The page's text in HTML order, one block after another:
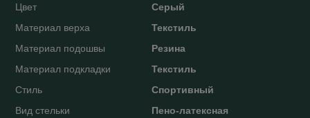
Цвет
Серый
Материал верха
Текстиль
Материал подошвы
Резина
Материал подкладки
Текстиль
Стиль
Спортивный
Вид стельки
Пено-латексная